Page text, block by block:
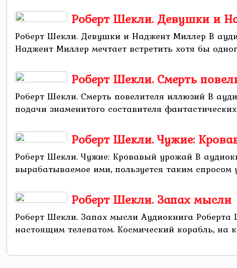
Роберт Шекли. Девушки и
Роберт Шекли. Девушки и Наджент Миллер В
Наджент Миллер мечтает встретить хотя бы
Роберт Шекли. Смерть
Роберт Шекли. Смерть повелителя иллюзий В
подачи знаменитого составителя
Роберт Шекли. Чужие:
Роберт Шекли. Чужие: Кровавый урожай В
вырабатываемое ими, пользуется таким спросом
Роберт Шекли. Запах мысли
Роберт Шекли. Запах мысли Аудиокнига
настоящим телепатом. Космический корабль, на